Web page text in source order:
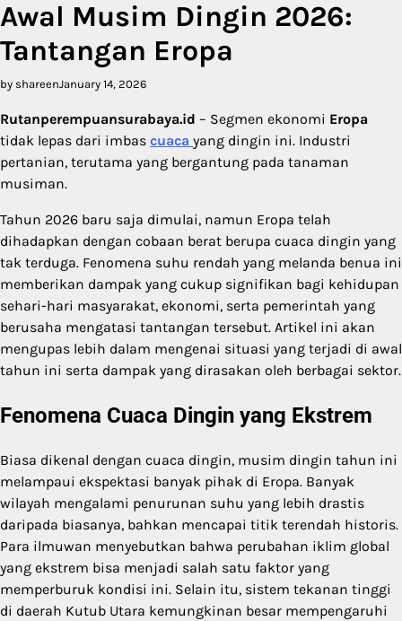
Awal Musim Dingin 2026:
Tantangan Eropa
by shareenJanuary 14, 2026
Rutanperempuansurabaya.id – Segmen ekonomi Eropa
tidak lepas dari imbas cuaca yang dingin ini. Industri
pertanian, terutama yang bergantung pada tanaman
musiman.
Tahun 2026 baru saja dimulai, namun Eropa telah
dihadapkan dengan cobaan berat berupa cuaca dingin yang
tak terduga. Fenomena suhu rendah yang melanda benua ini
memberikan dampak yang cukup signifikan bagi kehidupan
sehari-hari masyarakat, ekonomi, serta pemerintah yang
berusaha mengatasi tantangan tersebut. Artikel ini akan
mengupas lebih dalam mengenai situasi yang terjadi di awal
tahun ini serta dampak yang dirasakan oleh berbagai sektor.
Fenomena Cuaca Dingin yang Ekstrem
Biasa dikenal dengan cuaca dingin, musim dingin tahun ini
melampaui ekspektasi banyak pihak di Eropa. Banyak
wilayah mengalami penurunan suhu yang lebih drastis
daripada biasanya, bahkan mencapai titik terendah historis.
Para ilmuwan menyebutkan bahwa perubahan iklim global
yang ekstrem bisa menjadi salah satu faktor yang
memperburuk kondisi ini. Selain itu, sistem tekanan tinggi
di daerah Kutub Utara kemungkinan besar mempengaruhi